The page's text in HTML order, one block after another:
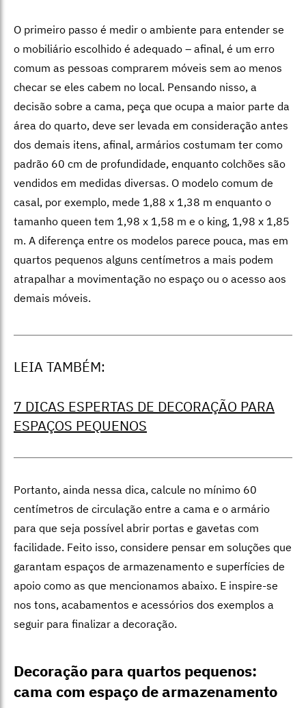
O primeiro passo é medir o ambiente para entender se
o mobiliário escolhido é adequado – afinal, é um erro
comum as pessoas comprarem móveis sem ao menos
checar se eles cabem no local. Pensando nisso, a
decisão sobre a cama, peça que ocupa a maior parte da
área do quarto, deve ser levada em consideração antes
dos demais itens, afinal, armários costumam ter como
padrão 60 cm de profundidade, enquanto colchões são
vendidos em medidas diversas. O modelo comum de
casal, por exemplo, mede 1,88 x 1,38 m enquanto o
tamanho queen tem 1,98 x 1,58 m e o king, 1,98 x 1,85
m. A diferença entre os modelos parece pouca, mas em
quartos pequenos alguns centímetros a mais podem
atrapalhar a movimentação no espaço ou o acesso aos
demais móveis.
LEIA TAMBÉM:
7 DICAS ESPERTAS DE DECORAÇÃO PARA
ESPAÇOS PEQUENOS
Portanto, ainda nessa dica, calcule no mínimo 60
centímetros de circulação entre a cama e o armário
para que seja possível abrir portas e gavetas com
facilidade. Feito isso, considere pensar em soluções que
garantam espaços de armazenamento e superfícies de
apoio como as que mencionamos abaixo. E inspire-se
nos tons, acabamentos e acessórios dos exemplos a
seguir para finalizar a decoração.
Decoração para quartos pequenos:
cama com espaço de armazenamento